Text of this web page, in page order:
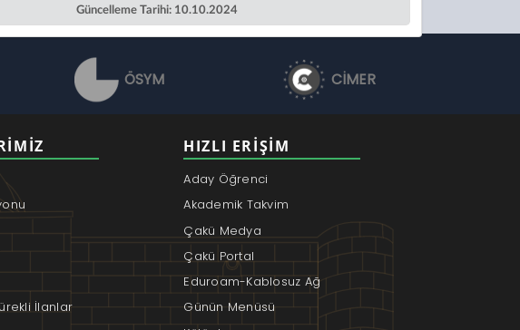
Güncelleme Tarihi: 10.10.2024
ÖSYM CİMER
İlanlar
HIZLI ERIŞIM
Aday Öğrenci
Akademik Takvim
Çakü Medya
Çakü Portal
Eduroam-Kablosuz Ağ
Günün Menüsü